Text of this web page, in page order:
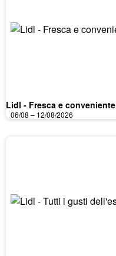
Lidl - Fresca e conveniente
06/08 – 12/08/2026